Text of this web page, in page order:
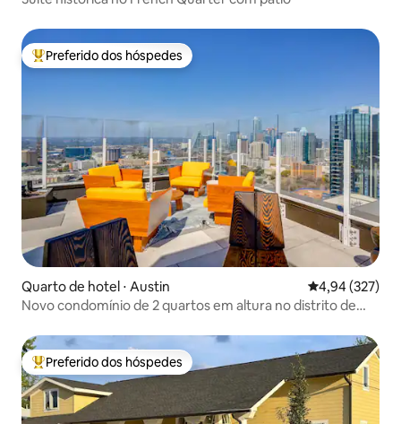
Entre os melhores preferidos dos hóspedes
Preferido dos hóspedes
Quarto de hotel ⋅ Austin 4,94 de uma
4,94 (327)
Novo condomínio de 2 quartos em altura no distrito de
Entre os melhores preferidos dos hóspedes
Preferido dos hóspedes